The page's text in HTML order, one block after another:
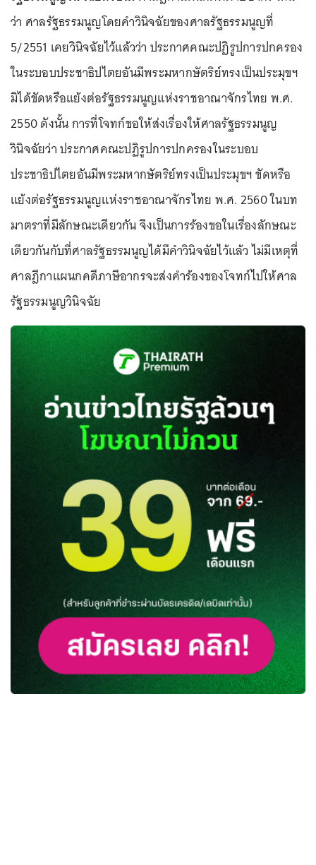
ว่า ศาลรัฐธรรมนูญโดยคำวินิจฉัยของศาลรัฐธรรมนูญที่
5/2551 เคยวินิจฉัยไว้แล้วว่า ประกาศคณะปฏิรูปการปกครอง
ในระบอบประชาธิปไตยอันมีพระมหากษัตริย์ทรงเป็นประมุขฯ
มิได้ขัดหรือแย้งต่อรัฐธรรมนูญแห่งราชอาณาจักรไทย พ.ศ.
2550 ดังนั้น การที่โจทก์ขอให้ส่งเรื่องให้ศาลรัฐธรรมนูญ
วินิจฉัยว่า ประกาศคณะปฏิรูปการปกครองในระบอบ
ประชาธิปไตยอันมีพระมหากษัตริย์ทรงเป็นประมุขฯ ขัดหรือ
แย้งต่อรัฐธรรมนูญแห่งราชอาณาจักรไทย พ.ศ. 2560 ในบท
มาตราที่มีลักษณะเดียวกัน จึงเป็นการร้องขอในเรื่องลักษณะ
เดียวกันกับที่ศาลรัฐธรรมนูญได้มีคำวินิจฉัยไว้แล้ว ไม่มีเหตุที่
ศาลฎีกาแผนกคดีภาษีอากรจะส่งคำร้องของโจทก์ไปให้ศาล
รัฐธรรมนูญวินิจฉัย